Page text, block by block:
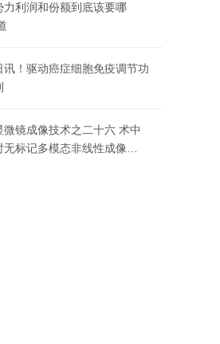
力利润和份额到底该要哪
讯！驱动癌症细胞免疫调节功
微镜成像技术之二十六 术中
无标记多模态非线性成像